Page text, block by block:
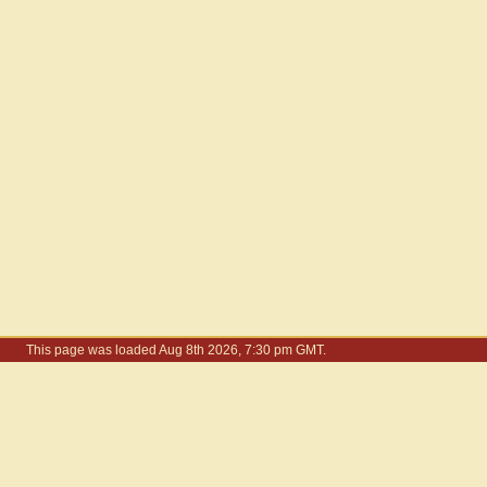
This page was loaded Aug 8th 2026, 7:30 pm GMT.